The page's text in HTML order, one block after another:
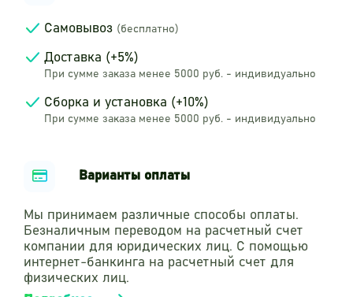
Самовывоз (бесплатно)
Доставка (+5%)
При сумме заказа менее 5000 руб. - индивидуально
Сборка и установка (+10%)
При сумме заказа менее 5000 руб. - индивидуально
Варианты оплаты
Мы принимаем различные способы оплаты.
Безналичным переводом на расчетный счет
компании для юридических лиц. С помощью
интернет-банкинга на расчетный счет для
физических лиц.